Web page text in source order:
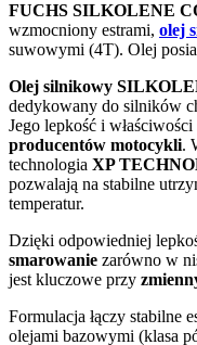
FUCHS SILKOLENE
wzmocniony estrami, olej
suwowymi (4T). Olej
Olej silnikowy
dedykowany do silników
Jego lepkość i
producentów motocykli.
technologia XP
pozwalają na stabilne
temperatur.
Dzięki odpowiedniej
smarowanie zarówno w
jest kluczowe przy
Formulacja łączy stabilne
olejami bazowymi (klasa